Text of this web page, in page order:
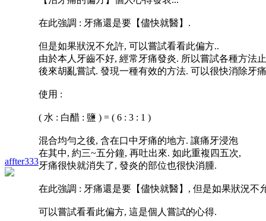
affter333
在此強調 : 牙痛還是要【儘快就醫】.
但是如果狀況不允許, 可以嘗試看看此偏方..
由於本人牙齒不好, 經常牙痛發炎. 所以嘗試各種方法
後來胡亂嘗試. 發現一種有效的方法. 可以很快消除牙
使用 :
( 水 : 白醋 : 鹽 ) = ( 6 : 3 : 1 )
混合均勻之後, 含在口中牙痛的地方. 讓痛牙浸泡
在其中, 約三~五分鐘, 再吐出來. 如此重複四五次,
牙痛很快就消失了, 發炎的部位也很快消腫.
在此強調 : 牙痛還是要【儘快就醫】, 但是如果狀況不
可以嘗試看看此偏方, 這是個人嘗試的心得.